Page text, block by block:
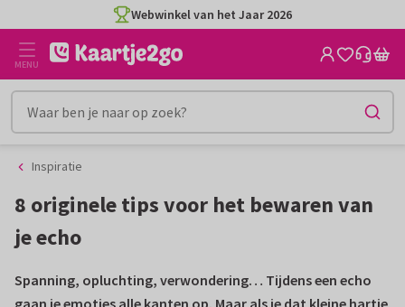
naar
inhoud
naar
het
filter
CO2-neutraal gedrukt
MENU
Inspiratie
8 originele tips voor het bewaren van
je echo
Spanning, opluchting, verwondering… Tijdens een echo
gaan je emoties alle kanten op. Maar als je dat kleine hartje